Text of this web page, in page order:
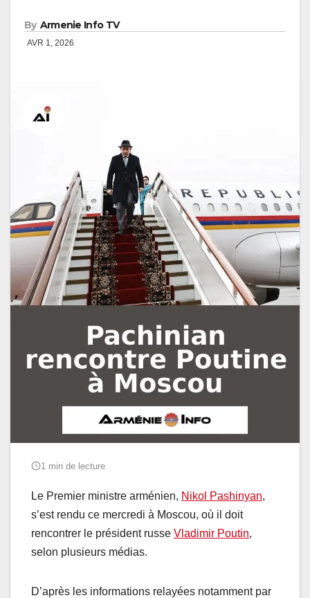
By Armenie Info TV
AVR 1, 2026
1 min de lecture
Le Premier ministre arménien, Nikol Pashinyan,
s’est rendu ce mercredi à Moscou, où il doit
rencontrer le président russe Vladimir Poutin,
selon plusieurs médias.
D’après les informations relayées notamment par